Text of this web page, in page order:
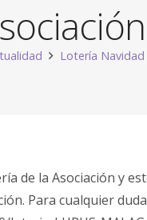
Lotería
de la Asociación y
Para cualquier